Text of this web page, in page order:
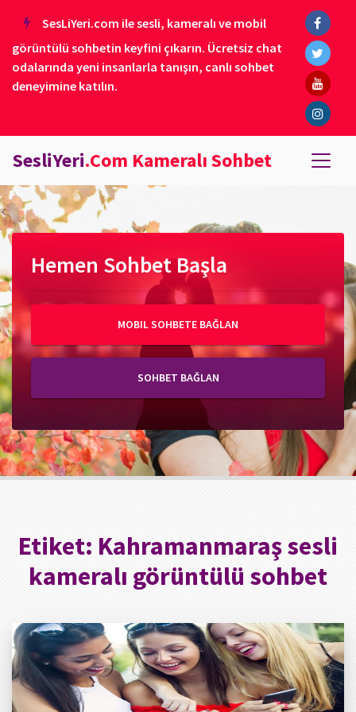
SesLiYeri.com ile sesli, kameralı ve mobil
görüntülü sohbetin keyfini çıkarın. Ücretsiz chat
odalarında yeni insanlarla tanışın, canlı sohbet
deneyimine katılın.
SesliYeri.Com Kameralı Sohbet
Hemen Sohbet Başla
MOBIL SOHBETE BAĞLAN
SOHBET BAĞLAN
Etiket: Kahramanmaraş sesli
kameralı görüntülü sohbet